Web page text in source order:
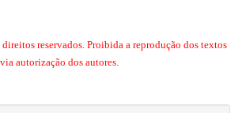
reservados. Proibida a reprodução dos textos
autorização dos autores.